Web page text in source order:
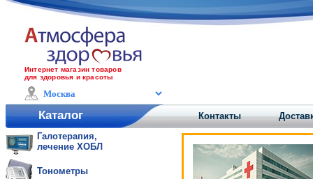
Интернет магазин товаров
для здоровья и красоты
Каталог Контакты
Галотерапия,
лечение ХОБЛ
Тонометры